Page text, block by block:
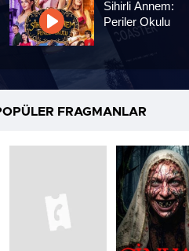
Sihirli Annem:
Periler Okulu
Kıyma: Hain Eşer
Kendi Düşer
Cinhar
FRAGMANLAR